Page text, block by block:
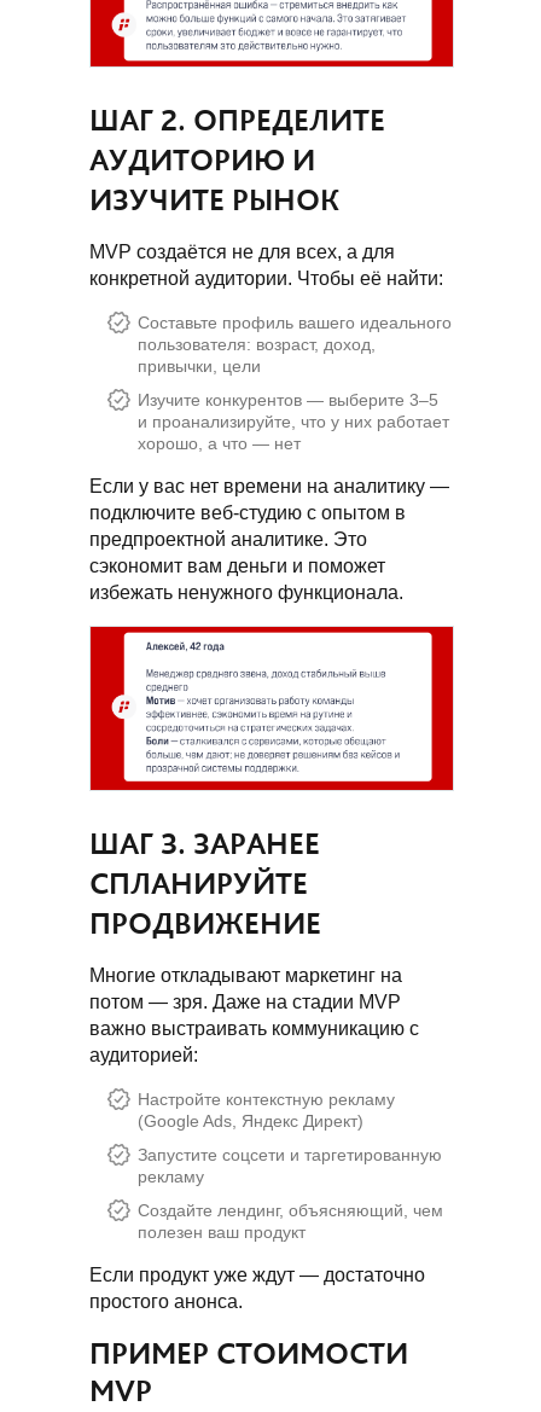
ШАГ 2. ОПРЕДЕЛИТЕ
АУДИТОРИЮ И
ИЗУЧИТЕ РЫНОК
MVP создаётся не для всех, а для
конкретной аудитории. Чтобы её найти:
Составьте профиль вашего идеального
пользователя: возраст, доход,
привычки, цели
Изучите конкурентов — выберите 3–5
и проанализируйте, что у них работает
хорошо, а что — нет
Если у вас нет времени на аналитику —
подключите веб-студию с опытом в
предпроектной аналитике. Это
сэкономит вам деньги и поможет
избежать ненужного функционала.
ШАГ 3. ЗАРАНЕЕ
СПЛАНИРУЙТЕ
ПРОДВИЖЕНИЕ
Многие откладывают маркетинг на
потом — зря. Даже на стадии MVP
важно выстраивать коммуникацию с
аудиторией:
Настройте контекстную рекламу
(Google Ads, Яндекс Директ)
Запустите соцсети и таргетированную
рекламу
Создайте лендинг, объясняющий, чем
полезен ваш продукт
Если продукт уже ждут — достаточно
простого анонса.
ПРИМЕР СТОИМОСТИ
MVP